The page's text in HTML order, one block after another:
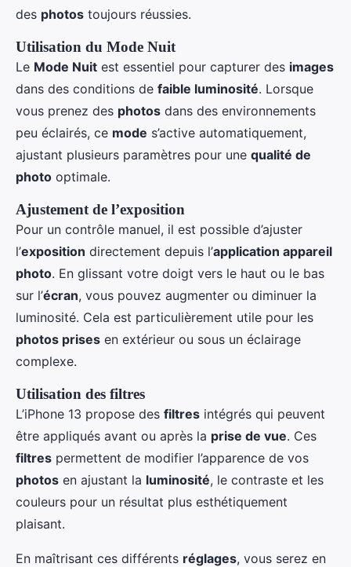
des photos toujours réussies.
Utilisation du Mode Nuit
Le Mode Nuit est essentiel pour capturer des images
dans des conditions de faible luminosité. Lorsque
vous prenez des photos dans des environnements
peu éclairés, ce mode s’active automatiquement,
ajustant plusieurs paramètres pour une qualité de
photo optimale.
Ajustement de l’exposition
Pour un contrôle manuel, il est possible d’ajuster
l’exposition directement depuis l’application appareil
photo. En glissant votre doigt vers le haut ou le bas
sur l’écran, vous pouvez augmenter ou diminuer la
luminosité. Cela est particulièrement utile pour les
photos prises en extérieur ou sous un éclairage
complexe.
Utilisation des filtres
L’iPhone 13 propose des filtres intégrés qui peuvent
être appliqués avant ou après la prise de vue. Ces
filtres permettent de modifier l’apparence de vos
photos en ajustant la luminosité, le contraste et les
couleurs pour un résultat plus esthétiquement
plaisant.
En maîtrisant ces différents réglages, vous serez en